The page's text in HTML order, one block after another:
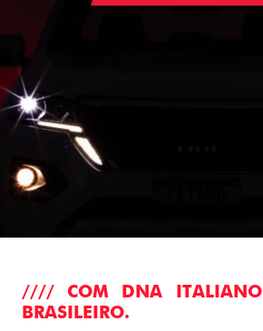
//// COM DNA ITALIANO
BRASILEIRO.